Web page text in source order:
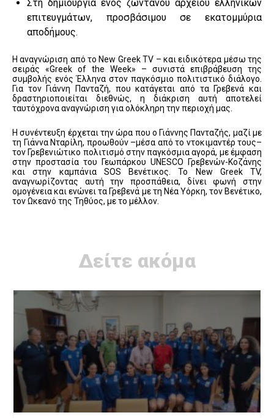
Στη δημιουργία ενός ζωντανού αρχείου ελληνικών
επιτευγμάτων, προσβάσιμου σε εκατομμύρια
αποδήμους.
Η αναγνώριση από το New Greek TV – και ειδικότερα μέσω της
σειράς «Greek of the Week» – συνιστά επιβράβευση της
συμβολής ενός Έλληνα στον παγκόσμιο πολιτιστικό διάλογο.
Για τον Γιάννη Πανταζή, που κατάγεται από τα Γρεβενά και
δραστηριοποιείται διεθνώς, η διάκριση αυτή αποτελεί
ταυτόχρονα αναγνώριση για ολόκληρη την περιοχή μας.
Η συνέντευξη έρχεται την ώρα που ο Γιάννης Πανταζής, μαζί με
τη Γιάννα Νταρίλη, προωθούν –μέσα από το ντοκιμαντέρ τους–
τον Γρεβενιώτικο πολιτισμό στην παγκόσμια αγορά, με έμφαση
στην προστασία του Γεωπάρκου UNESCO Γρεβενών-Κοζάνης
και στην καμπάνια SOS Βενέτικος. Το New Greek TV,
αναγνωρίζοντας αυτή την προσπάθεια, δίνει φωνή στην
ομογένεια και ενώνει τα Γρεβενά με τη Νέα Υόρκη, τον Βενέτικο,
τον Ωκεανό της Τηθύος, με το μέλλον.
Δείτε ακόμα